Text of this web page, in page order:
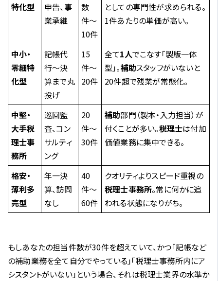
特化型
申告、事
業承継
数
件〜
10件
としての専門性が求められる。
1件あたりの単価が高い。
中小・
零細特
化型
記帳代
行〜決
算まで丸
投げ
15
件〜
20件
全て1人でこなす「製版一体
型」。補助スタッフがいないと
20件超で残業が常態化。
中堅・
大手税
理士事
務所
巡回監
査、コン
サルティ
ング
20
件〜
30件
補助部門（製本・入力担当）が
付くことが多い。税理士は付加
価値業務に集中できる。
格安・
薄利多
売型
年一決
算、訪問
なし
40
件〜
60件
クオリティよりスピード重視の
税理士事務所。常に何かに追
われる状態になりがち。
もしあなたの担当件数が30件を超えていて、かつ「記帳など
の補助業務を全て自分でやっている」「税理士事務所内にア
シスタントがいない」という場合、それは税理士業界の水準か